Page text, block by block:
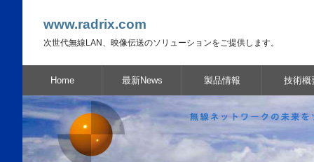
www.radrix.com
次世代無線LAN、映像伝送のソリューションをご提供します。
Home 最新News 製品情報 技術概